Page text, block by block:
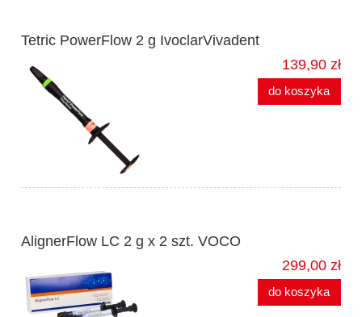
Tetric PowerFlow 2 g IvoclarVivadent
139,90 zł
do koszyka
AlignerFlow LC 2 g x 2 szt. VOCO
299,00 zł
do koszyka